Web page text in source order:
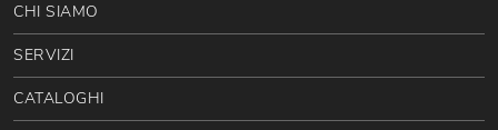
CHI SIAMO
SERVIZI
CATALOGHI